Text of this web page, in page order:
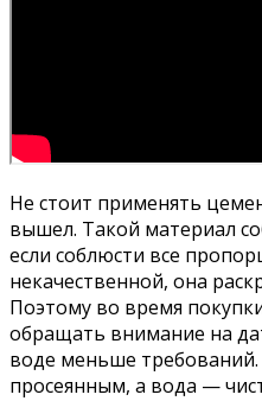
Не стоит применять
вышел. Такой материал
если соблюсти все
некачественной, она
Поэтому во время
обращать внимание на
воде меньше
просеянным, а вода —